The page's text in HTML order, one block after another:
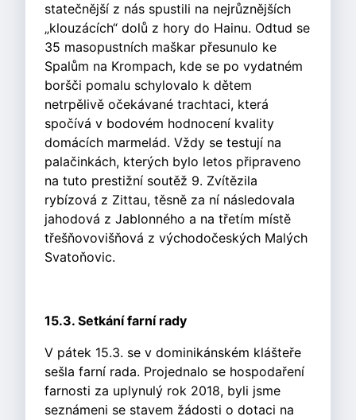
statečnější z nás spustili na nejrůznějších
„klouzácích“ dolů z hory do Hainu. Odtud se
35 masopustních maškar přesunulo ke
Spalům na Krompach, kde se po vydatném
boršči pomalu schylovalo k dětem
netrpělivě očekávané trachtaci, která
spočívá v bodovém hodnocení kvality
domácích marmelád. Vždy se testují na
palačinkách, kterých bylo letos připraveno
na tuto prestižní soutěž 9. Zvítězila
rybízová z Zittau, těsně za ní následovala
jahodová z Jablonného a na třetím místě
třešňovovišňová z východočeských Malých
Svatoňovic.
15.3. Setkání farní rady
V pátek 15.3. se v dominikánském klášteře
sešla farní rada. Projednalo se hospodaření
farnosti za uplynulý rok 2018, byli jsme
seznámeni se stavem žádosti o dotaci na